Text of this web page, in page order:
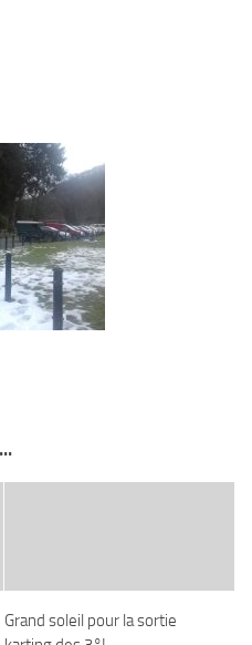
Grand soleil pour la sortie